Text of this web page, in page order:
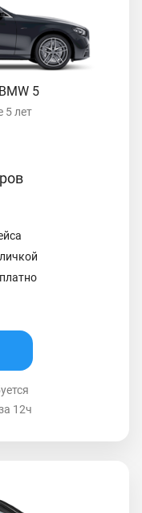
BMW 5
5 лет
12ч